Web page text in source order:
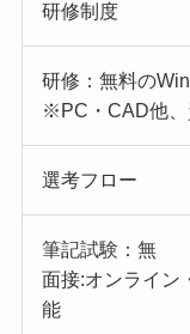
研修制度
研修：無料の
※PC・CAD他、
選考フロー
筆記試験：無
面接:オンライン
能